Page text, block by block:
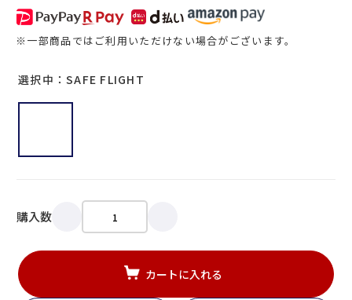
※一部商品ではご利用いただけない場合がございます。
選択中：SAFE FLIGHT
購入数
カートに入れる